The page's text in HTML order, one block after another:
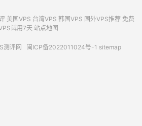
美国VPS 台湾VPS 韩国VPS 国外VPS推荐 免费
试用7天 站点地图
测评网 闽ICP备2022011024号-1 sitemap